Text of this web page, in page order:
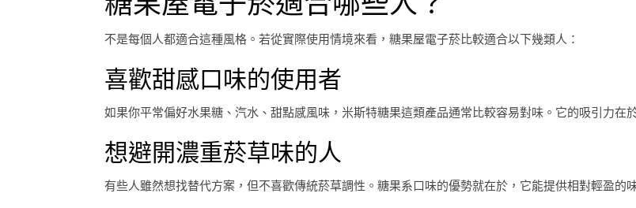
不是每個人都適合這種風格。若從實際使用情境來看，糖果屋電子菸比較適合以下幾類人：
喜歡甜感口味的使用者
如果你平常偏好水果糖、汽水、甜點感風味，米斯特糖果這類產品通常比較容易對味。它的吸引力在
想避開濃重菸草味的人
有些人雖然想找替代方案，但不喜歡傳統菸草調性。糖果系口味的優勢就在於，它能提供相對輕盈的